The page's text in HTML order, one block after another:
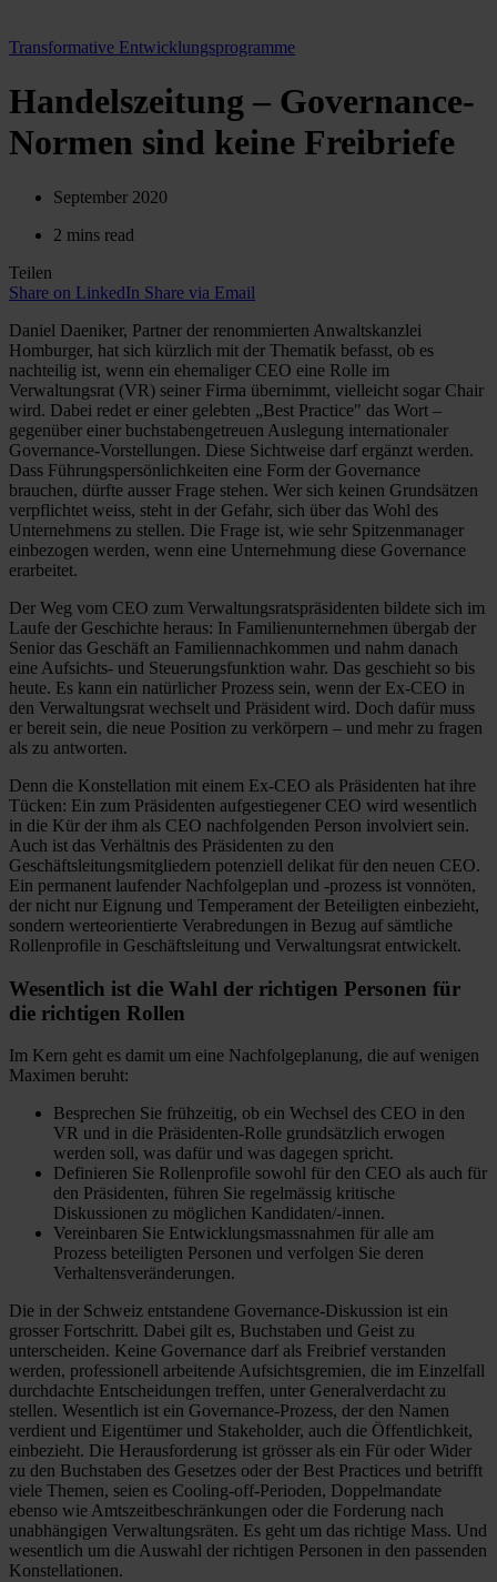
Transformative Entwicklungsprogramme
Handelszeitung – Governance-
Normen sind keine Freibriefe
September 2020
2 mins read
Teilen
Share on LinkedIn Share via Email
Daniel Daeniker, Partner der renommierten Anwaltskanzlei
Homburger, hat sich kürzlich mit der Thematik befasst, ob es
nachteilig ist, wenn ein ehemaliger CEO eine Rolle im
Verwaltungsrat (VR) seiner Firma übernimmt, vielleicht sogar Chair
wird. Dabei redet er einer gelebten „Best Practice" das Wort –
gegenüber einer buchstabengetreuen Auslegung internationaler
Governance-Vorstellungen. Diese Sichtweise darf ergänzt werden.
Dass Führungspersönlichkeiten eine Form der Governance
brauchen, dürfte ausser Frage stehen. Wer sich keinen Grundsätzen
verpflichtet weiss, steht in der Gefahr, sich über das Wohl des
Unternehmens zu stellen. Die Frage ist, wie sehr Spitzenmanager
einbezogen werden, wenn eine Unternehmung diese Governance
erarbeitet.
Der Weg vom CEO zum Verwaltungsratspräsidenten bildete sich im
Laufe der Geschichte heraus: In Familienunternehmen übergab der
Senior das Geschäft an Familiennachkommen und nahm danach
eine Aufsichts- und Steuerungsfunktion wahr. Das geschieht so bis
heute. Es kann ein natürlicher Prozess sein, wenn der Ex-CEO in
den Verwaltungsrat wechselt und Präsident wird. Doch dafür muss
er bereit sein, die neue Position zu verkörpern – und mehr zu fragen
als zu antworten.
Denn die Konstellation mit einem Ex-CEO als Präsidenten hat ihre
Tücken: Ein zum Präsidenten aufgestiegener CEO wird wesentlich
in die Kür der ihm als CEO nachfolgenden Person involviert sein.
Auch ist das Verhältnis des Präsidenten zu den
Geschäftsleitungsmitgliedern potenziell delikat für den neuen CEO.
Ein permanent laufender Nachfolgeplan und -prozess ist vonnöten,
der nicht nur Eignung und Temperament der Beteiligten einbezieht,
sondern werteorientierte Verabredungen in Bezug auf sämtliche
Rollenprofile in Geschäftsleitung und Verwaltungsrat entwickelt.
Wesentlich ist die Wahl der richtigen Personen für
die richtigen Rollen
Im Kern geht es damit um eine Nachfolgeplanung, die auf wenigen
Maximen beruht:
Besprechen Sie frühzeitig, ob ein Wechsel des CEO in den
VR und in die Präsidenten-Rolle grundsätzlich erwogen
werden soll, was dafür und was dagegen spricht.
Definieren Sie Rollenprofile sowohl für den CEO als auch für
den Präsidenten, führen Sie regelmässig kritische
Diskussionen zu möglichen Kandidaten/-innen.
Vereinbaren Sie Entwicklungsmassnahmen für alle am
Prozess beteiligten Personen und verfolgen Sie deren
Verhaltensveränderungen.
Die in der Schweiz entstandene Governance-Diskussion ist ein
grosser Fortschritt. Dabei gilt es, Buchstaben und Geist zu
unterscheiden. Keine Governance darf als Freibrief verstanden
werden, professionell arbeitende Aufsichtsgremien, die im Einzelfall
durchdachte Entscheidungen treffen, unter Generalverdacht zu
stellen. Wesentlich ist ein Governance-Prozess, der den Namen
verdient und Eigentümer und Stakeholder, auch die Öffentlichkeit,
einbezieht. Die Herausforderung ist grösser als ein Für oder Wider
zu den Buchstaben des Gesetzes oder der Best Practices und betrifft
viele Themen, seien es Cooling-off-Perioden, Doppelmandate
ebenso wie Amtszeitbeschränkungen oder die Forderung nach
unabhängigen Verwaltungsräten. Es geht um das richtige Mass. Und
wesentlich um die Auswahl der richtigen Personen in den passenden
Konstellationen.